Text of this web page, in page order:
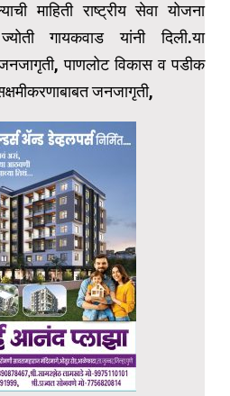
माहिती राष्ट्रीय सेवा योजना
गायकवाड यांनी दिली.या
जनजागृती, पाणलोट विकास व पडीक
जनजागृती,